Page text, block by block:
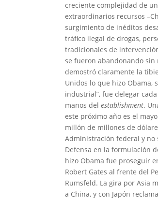
creciente complejidad de
extraordinarios recursos
surgimiento de inéditos
tráfico ilegal de drogas,
tradicionales de
se fueron abandonando sin
demostró claramente la
Unidos lo que hizo Obama,
industrial”, fue delegar
manos delestablishment.
este próximo año es el
millón de millones de
Administración federal y no
Defensa en la formulación
hizo Obama fue proseguir
Robert Gates al frente del
Rumsfeld. La gira por Asia
a China, y con Japón